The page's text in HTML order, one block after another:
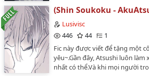
Bungou Stray DogsPairing:
Nakajima AtsushiRating: K+…
(Shin Soukoku -
Lusivisc
446
44
1
Fic này được viết để tặng một
yêu~.Gần đây, Atsushi luôn làm
nhất có thể.Và khi mọi người